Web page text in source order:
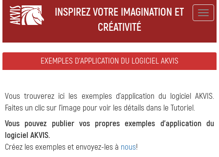
INSPIREZ VOTRE IMAGINATION ET
CRÉATIVITÉ
EXEMPLES D'APPLICATION DU LOGICIEL AKVIS
Vous trouverez ici les exemples d'application du logiciel AKVIS.
Faites un clic sur l'image pour voir les détails dans le Tutoriel.
Vous pouvez publier vos propres exemples d'application du
logiciel AKVIS.
Créez les exemples et envoyez-les à nous!